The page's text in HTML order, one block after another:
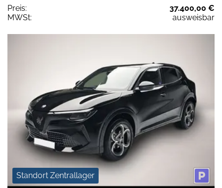
Preis:
37.400,00 €
MWSt:
ausweisbar
Standort Zentrallager